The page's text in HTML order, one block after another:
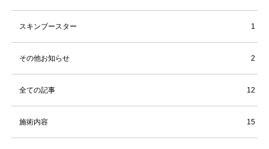
スキンブースター 1
その他お知らせ 2
全ての記事 12
施術内容 15